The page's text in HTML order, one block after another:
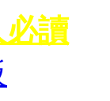
必讀